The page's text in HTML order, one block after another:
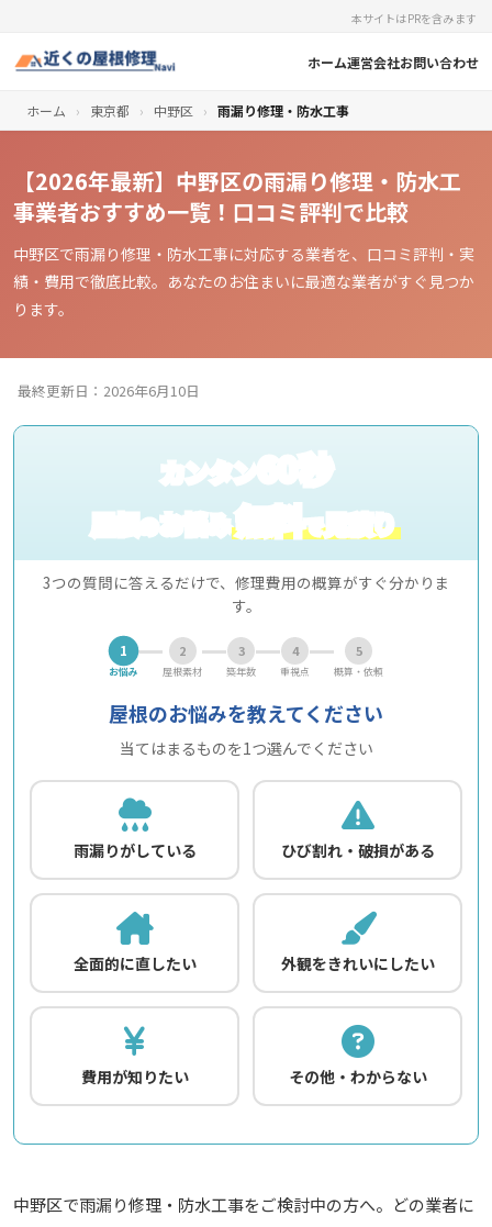
本サイトはPRを含みます
ホーム運営会社お問い合わせ
ホーム › 東京都 › 中野区 › 雨漏り修理・防水工事
【2026年最新】中野区の雨漏り修理・防水工
事業者おすすめ一覧！口コミ評判で比較
中野区で雨漏り修理・防水工事に対応する業者を、口コミ評判・実
績・費用で徹底比較。あなたのお住まいに最適な業者がすぐ見つか
ります。
最終更新日：2026年6月10日
カンタン60秒
屋根のお悩み無料で見積り
3つの質問に答えるだけで、修理費用の概算がすぐ分かりま
す。
1
お悩み
2
屋根素材
3
築年数
4
重視点
5
概算・依頼
屋根のお悩みを教えてください
当てはまるものを1つ選んでください
雨漏りがしている ひび割れ・破損がある
全面的に直したい 外観をきれいにしたい
費用が知りたい その他・わからない
中野区で雨漏り修理・防水工事をご検討中の方へ。どの業者に